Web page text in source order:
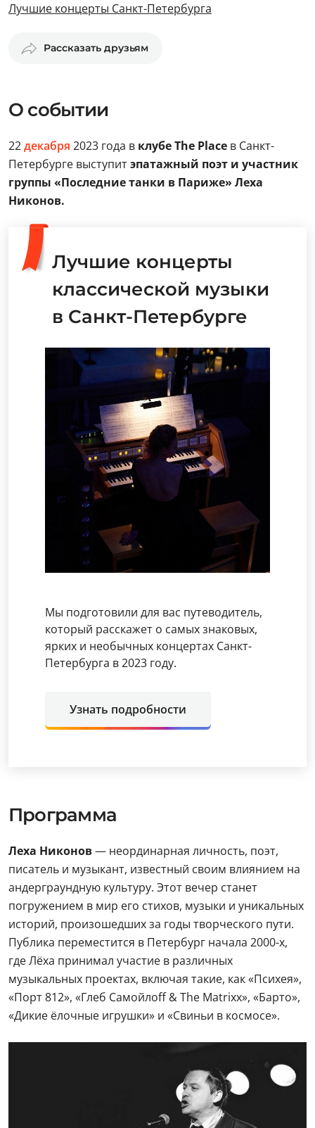
Лучшие концерты Санкт-Петербурга
Рассказать друзьям
О событии
22декабря 2023 года в клубе The Place в Санкт-
Петербурге выступитэпатажный поэт и участник
группы «Последние танки в Париже» Леха
Никонов.
Лучшие концерты
классической музыки
в Санкт-Петербурге
Мы подготовили для вас путеводитель,
который расскажет о самых знаковых,
ярких и необычных концертах Санкт-
Петербурга в 2023 году.
Узнать подробности
Программа
Леха Никонов— неординарная личность, поэт,
писатель и музыкант, известный своим влиянием на
андерграундную культуру. Этот вечер станет
погружением в мир его стихов, музыки и уникальных
историй, произошедших за годы творческого пути.
Публика переместится в Петербург начала 2000-х,
где Лёха принимал участие в различных
музыкальных проектах, включая такие, как «Психея»,
«Порт 812», «Глеб Самойлоff & The Matrixx», «Барто»,
«Дикие ёлочные игрушки» и «Свиньи в космосе».